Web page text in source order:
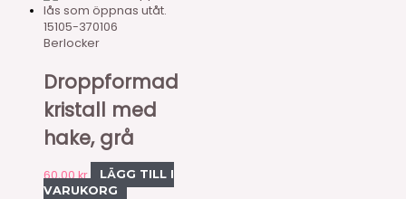
15105-370106
Berlocker
Droppformad
kristall med
hake, grå
60,00kr
LÄGG TILL I
VARUKORG